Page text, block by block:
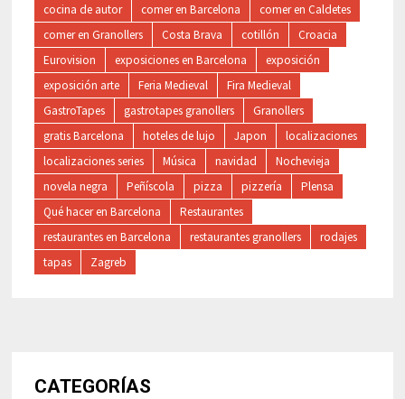
cocina de autor comer en Barcelona
comer en Caldetes
comer en Granollers
Costa Brava cotillón
Croacia
Eurovision
exposiciones en Barcelona
exposición
exposición arte
Feria Medieval
Fira Medieval
GastroTapes
gastrotapes granollers
Granollers
gratis Barcelona
hoteles de lujo Japon
localizaciones
localizaciones series
Música navidad
Nochevieja
novela negra
Peñíscola pizza pizzería
Plensa
Qué hacer en Barcelona
Restaurantes
restaurantes en Barcelona
restaurantes granollers
rodajes
tapas
Zagreb
CATEGORÍAS